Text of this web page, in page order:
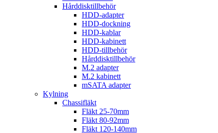
Hårddisktillbehör
HDD-adapter
HDD-dockning
HDD-kablar
HDD-kabinett
HDD-tillbehör
Hårddisktillbehör
M.2 adapter
M.2 kabinett
mSATA adapter
Kylning
Chassifläkt
Fläkt 25-70mm
Fläkt 80-92mm
Fläkt 120-140mm